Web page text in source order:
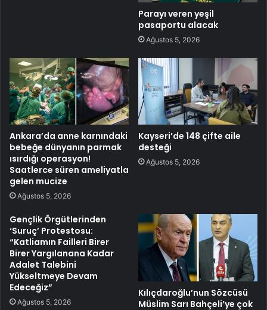
Parayı veren yeşil
pasaportu alacak
Ağustos 5, 2026
Ankara’da anne karnındaki
bebeğe dünyanın parmak
ısırdığı operasyon!
Saatlerce süren ameliyatla
gelen mucize
Ağustos 5, 2026
Kayseri’de 148 çifte aile
desteği
Ağustos 5, 2026
Gençlik Örgütlerinden
‘Suruç’ Protestosu:
“Katliamın Failleri Birer
Birer Yargılanana Kadar
Adalet Talebini
Yükseltmeye Devam
Edeceğiz”
Ağustos 5, 2026
Kılıçdaroğlu’nun Sözcüsü
Müslim Sarı Bahçeli’ye çok